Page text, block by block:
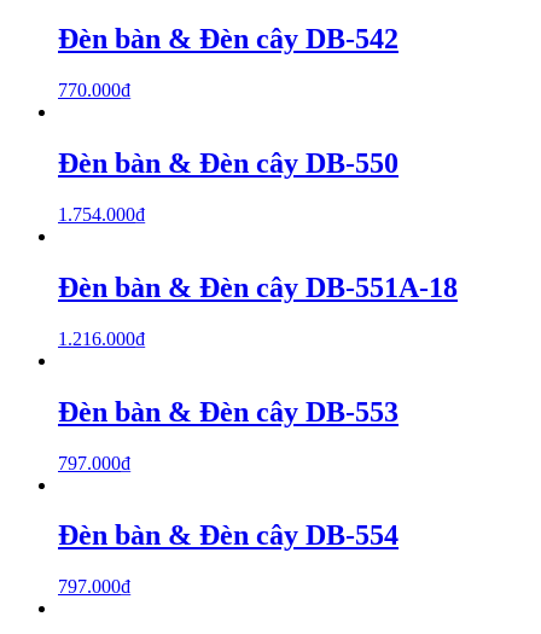
Đèn bàn & Đèn cây DB-542
770.000₫
Đèn bàn & Đèn cây DB-550
1.754.000₫
Đèn bàn & Đèn cây DB-551A-18
1.216.000₫
Đèn bàn & Đèn cây DB-553
797.000₫
Đèn bàn & Đèn cây DB-554
797.000₫